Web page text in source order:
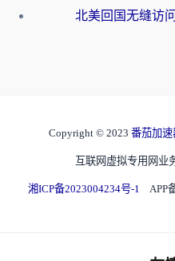
Copyright © 2023 番茄加速
互联网虚拟专用网业
湘ICP备2023004234号-1 APP